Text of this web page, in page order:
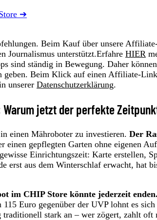
➔
Beim Kauf über unsere
Journalismus unterstützt.Erfahre HIER
sind ständig in Bewegung. Daher
Beim Klick auf einen Affiliate-
unserer Datenschutzerklärung.
Warum jetzt der perfekte
einen Mähroboter zu investieren. Der
einen gepflegten Garten ohne eigenen
Einrichtungszeit: Karte erstellen,
erst aus dem Winterschlaf erwacht, hat
im CHIP Store könnte jederzeit enden.
115 Euro gegenüber der UVP lohnt es
stark an – wer zögert, zahlt oft